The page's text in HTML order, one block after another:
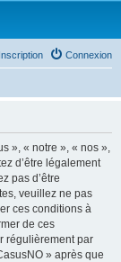
Connexion
Inscription
», « notre », « nos »,
d’être légalement
pas d’être
veuillez ne pas
ces conditions à
de ces
régulièrement par
» après que